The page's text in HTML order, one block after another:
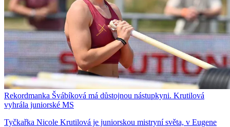
Rekordmanka Švábíková má důstojnou nástupkyni. Krutilová
vyhrála juniorské MS
Tyčkařka Nicole Krutilová je juniorskou mistryní světa, v Eugene